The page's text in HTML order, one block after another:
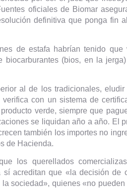
oficiales de Biomar
definitiva que ponga fin
de estafa habrían tenido
(bios, en la
al de los tradicionales,
con un sistema de
verde, siempre que
se liquidan año a año. El
también los importes no
de Hacienda.
los querellados
sí acreditan que «la decisión
sociedad», quienes «no